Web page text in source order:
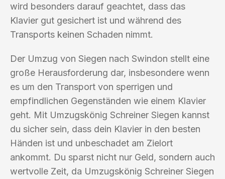
wird besonders darauf geachtet, dass das
Klavier gut gesichert ist und während des
Transports keinen Schaden nimmt.
Der Umzug von Siegen nach Swindon stellt eine
große Herausforderung dar, insbesondere wenn
es um den Transport von sperrigen und
empfindlichen Gegenständen wie einem Klavier
geht. Mit Umzugskönig Schreiner Siegen kannst
du sicher sein, dass dein Klavier in den besten
Händen ist und unbeschadet am Zielort
ankommt. Du sparst nicht nur Geld, sondern auch
wertvolle Zeit, da Umzugskönig Schreiner Siegen